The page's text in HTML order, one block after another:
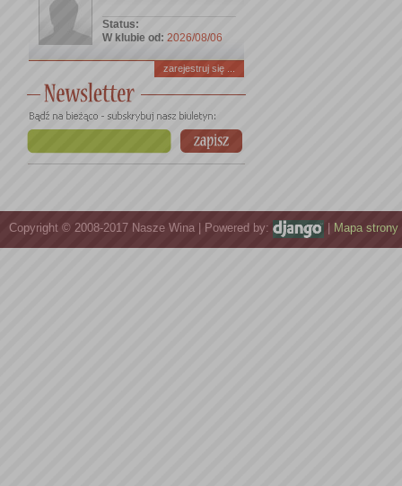
Status:
W klubie od: 2026/08/06
zarejestruj się ...
Copyright © 2008-2017 Nasze Wina | Powered by: Mapa strony